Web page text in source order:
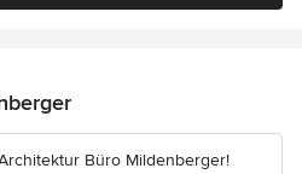
Büro Mildenberger!